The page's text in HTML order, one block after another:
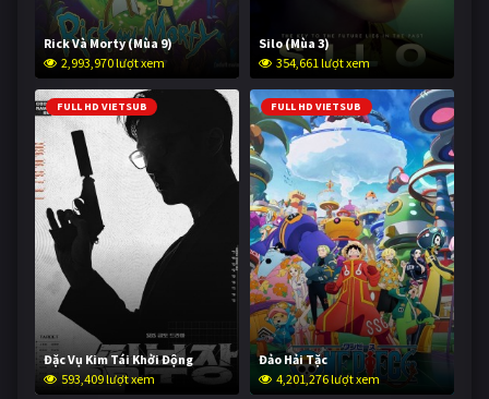
Rick Và Morty (Mùa 9)
2,993,970 lượt xem
Silo (Mùa 3)
354,661 lượt xem
FULL HD VIETSUB
Đặc Vụ Kim Tái Khởi Động
593,409 lượt xem
FULL HD VIETSUB
Đảo Hải Tặc
4,201,276 lượt xem